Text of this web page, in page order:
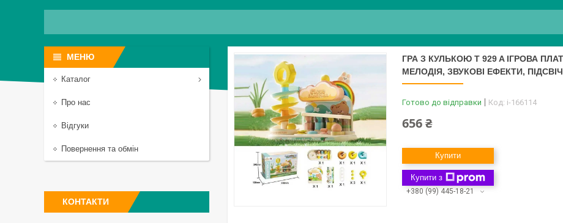
ГРА З КУЛЬКОЮ T 929 A ІГРОВА
МЕЛОДІЯ, ЗВУКОВІ ЕФЕКТИ,
Готово до відправки Код: i-166114
656 ₴
Купити
Купити з
+380 (99) 445-18-21
Каталог
Про нас
Відгуки
Повернення та обмін
КОНТАКТИ